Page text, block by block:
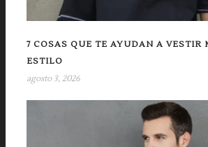
7 COSAS QUE TE AYUDAN A VESTIR
ESTILO
agosto 3, 2026